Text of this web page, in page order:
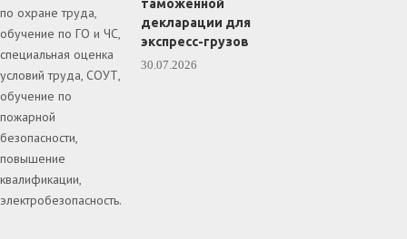
по охране труда,
обучение по ГО и ЧС,
специальная оценка
условий труда, СОУТ,
обучение по
пожарной
безопасности,
повышение
квалификации,
электробезопасность.
таможенной
декларации для
экспресс-грузов
30.07.2026